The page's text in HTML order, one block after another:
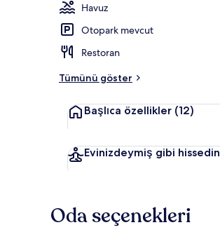
Havuz
Otopark mevcut
Restoran
Tümünü göster
Başlıca özellikler (12)
Evinizdeymiş gibi hissedin
Oda seçenekleri